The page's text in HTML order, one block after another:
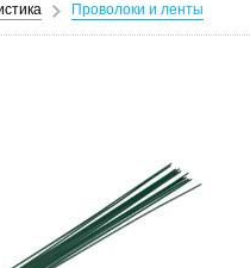
Проволоки и ленты